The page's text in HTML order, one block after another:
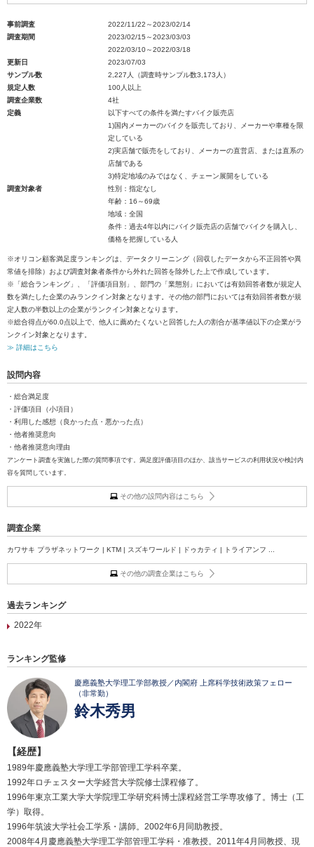
事前調査
2022/11/22～2023/02/14
調査期間
2023/02/15～2023/03/03
2022/03/10～2022/03/18
更新日
2023/07/03
サンプル数
2,227人（調査時サンプル数3,173人）
規定人数
100人以上
調査企業数
4社
定義
以下すべての条件を満たすバイク販売店
1)国内メーカーのバイクを販売しており、メーカーや車種を限
定している
2)実店舗で販売をしており、メーカーの直営店、または直系の
店舗である
3)特定地域のみではなく、チェーン展開をしている
調査対象者
性別：指定なし
年齢：16～69歳
地域：全国
条件：過去4年以内にバイク販売店の店舗でバイクを購入し、
価格を把握している人
※オリコン顧客満足度ランキングは、データクリーニング（回収したデータから不正回答や異
常値を排除）および調査対象者条件から外れた回答を除外した上で作成しています。
※「総合ランキング」、「評価項目別」、部門の「業態別」においては有効回答者数が規定人
数を満たした企業のみランクイン対象となります。その他の部門においては有効回答者数が規
定人数の半数以上の企業がランクイン対象となります。
※総合得点が60.0点以上で、他人に薦めたくないと回答した人の割合が基準値以下の企業がラ
ンクイン対象となります。
≫ 詳細はこちら
設問内容
・総合満足度
・評価項目（小項目）
・利用した感想（良かった点・悪かった点）
・他者推奨意向
・他者推奨意向理由
アンケート調査を実施した際の質問事項です。満足度評価項目のほか、該当サービスの利用状況や検討内
容を質問しています。
その他の設問内容はこちら
調査企業
カワサキ プラザネットワーク | KTM | スズキワールド | ドゥカティ | トライアンフ ...
その他の調査企業はこちら
過去ランキング
2022年
ランキング監修
慶應義塾大学理工学部教授／内閣府 上席科学技術政策フェロー
（非常勤）
鈴木秀男
【経歴】
1989年慶應義塾大学理工学部管理工学科卒業。
1992年ロチェスター大学経営大学院修士課程修了。
1996年東京工業大学大学院理工学研究科博士課程経営工学専攻修了。博士（工
学）取得。
1996年筑波大学社会工学系・講師。2002年6月同助教授。
2008年4月慶應義塾大学理工学部管理工学科・准教授。2011年4月同教授、現